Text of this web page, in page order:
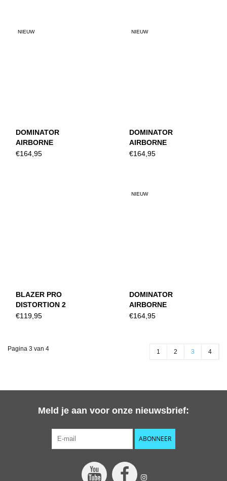
NIEUW
DOMINATOR
AIRBORNE
STUNTSTEP,
€164,95
NIEUW
DOMINATOR
AIRBORNE
STUNTSTEP,
€164,95
BLAZER PRO
DISTORTION 2
BLAUW/ROOD
€119,95
NIEUW
DOMINATOR
AIRBORNE
STUNTSTEP,
€164,95
Pagina 3 van 4 1 2 3 4
Meld je aan voor onze nieuwsbrief:
ABONNEER